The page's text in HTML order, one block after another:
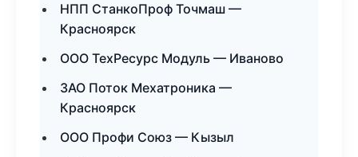
НПП СтанкоПроф Точмаш —
Красноярск
ООО ТехРесурс Модуль — Иваново
ЗАО Поток Мехатроника —
Красноярск
ООО Профи Союз — Кызыл